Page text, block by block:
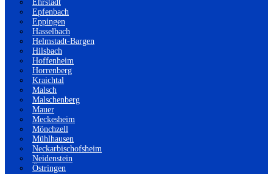
Ehrstädt
Epfenbach
Eppingen
Hasselbach
Helmstadt-Bargen
Hilsbach
Hoffenheim
Horrenberg
Kraichtal
Malsch
Malschenberg
Mauer
Meckesheim
Mönchzell
Mühlhausen
Neckarbischofsheim
Neidenstein
Östringen